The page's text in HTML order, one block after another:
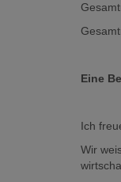
Eine
Ich
Wir